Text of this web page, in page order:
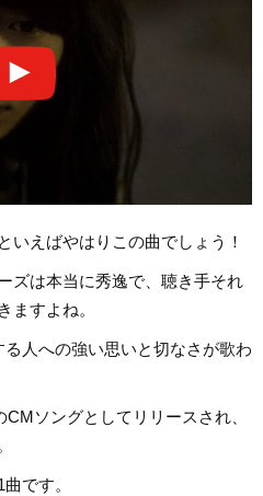
いえばやはりこの曲でしょう！
ズは本当に秀逸で、聴き手それ
ますよね。
人への強い思いと切なさが歌わ
ソングとしてリリースされ、
です。